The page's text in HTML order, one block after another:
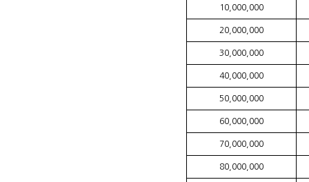
10,000,000
20,000,000
30,000,000
40,000,000
50,000,000
60,000,000
70,000,000
80,000,000